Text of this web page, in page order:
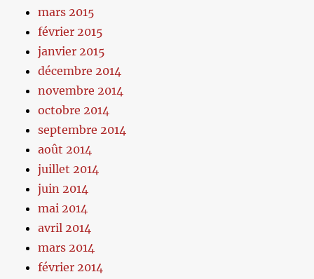
mars 2015
février 2015
janvier 2015
décembre 2014
novembre 2014
octobre 2014
septembre 2014
août 2014
juillet 2014
juin 2014
mai 2014
avril 2014
mars 2014
février 2014